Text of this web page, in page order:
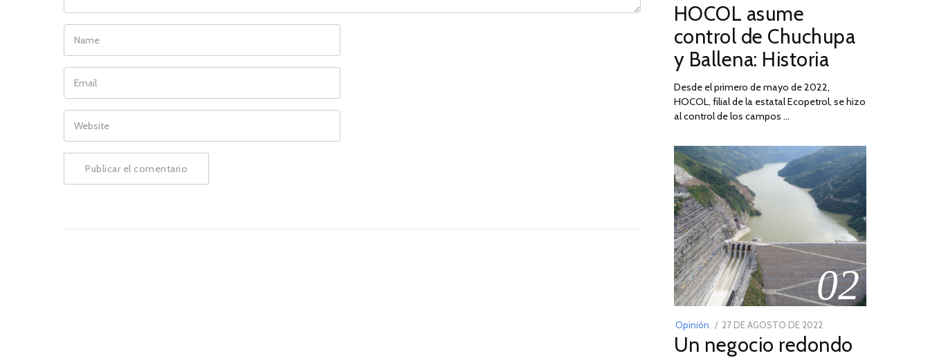
NAME
EMAIL
WEBSITE
ON
DE
2026
HOCOL asume
control de Chuchupa
y Ballena: Historia
Desde el primero de mayo de 2022,
HOCOL, filial de la estatal Ecopetrol, se hizo
al control de los campos …
02
Opinión
POSTED
ON
27 DE AGOSTO DE 202230
DE
Un negocio redondo